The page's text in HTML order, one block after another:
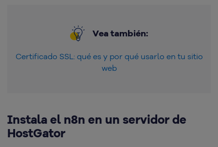
Vea también:
Certificado SSL: qué es y por qué usarlo en tu sitio
web
Instala el n8n en un servidor de
HostGator